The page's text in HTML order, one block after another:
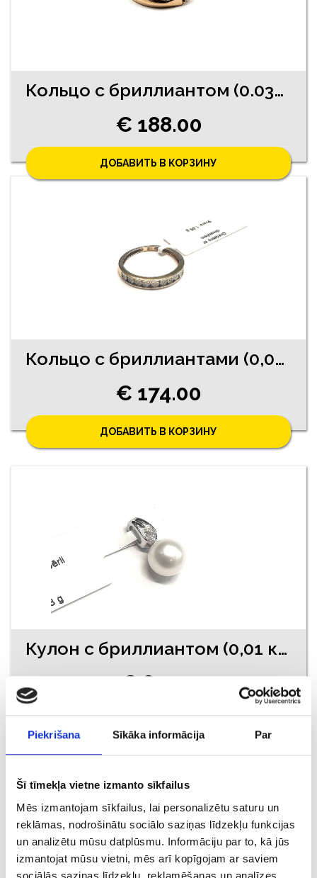
Piekrišana Sīkāka informācija Par
Šī tīmekļa vietne izmanto sīkfailus
Mēs izmantojam sīkfailus, lai personalizētu saturu un
reklāmas, nodrošinātu sociālo saziņas līdzekļu funkcijas
un analizētu mūsu datplūsmu. Informāciju par to, kā jūs
izmantojat mūsu vietni, mēs arī kopīgojam ar saviem
sociālās saziņas līdzekļu, reklamēšanas un analīzes
Кольцо с бриллиантом (0.03ct) 9770-4541
€ 188.00
ДОБАВИТЬ В КОРЗИНУ
Кольцо с бриллиантами (0,03 ct) 6452-0753
€ 174.00
ДОБАВИТЬ В КОРЗИНУ
Кулон с бриллиантом (0,01 карата), жемчугом 730-0763
€ 84.00